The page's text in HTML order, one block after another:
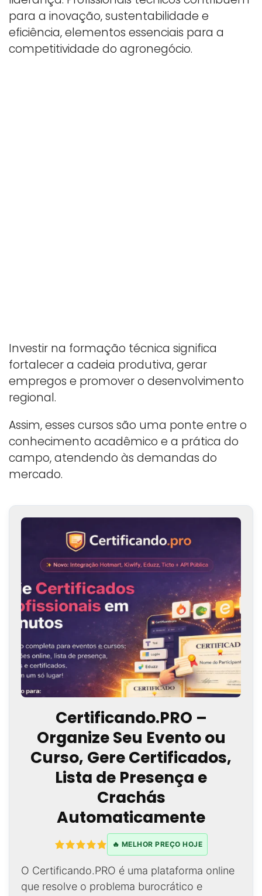
para a inovação, sustentabilidade e
eficiência, elementos essenciais para a
competitividade do agronegócio.
Investir na formação técnica significa
fortalecer a cadeia produtiva, gerar
empregos e promover o desenvolvimento
regional.
Assim, esses cursos são uma ponte entre o
conhecimento acadêmico e a prática do
campo, atendendo às demandas do
mercado.
Certificando.PRO –
Organize Seu Evento ou
Curso, Gere Certificados,
Lista de Presença e
Crachás
Automaticamente
🔥 MELHOR PREÇO HOJE
O Certificando.PRO é uma plataforma online
que resolve o problema burocrático e